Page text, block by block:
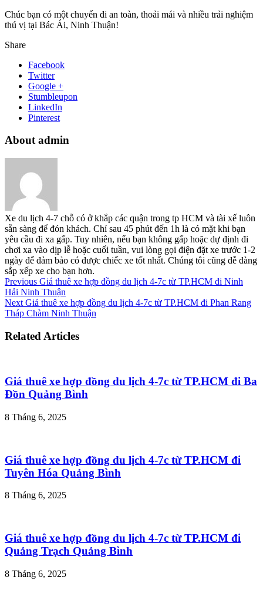
Chúc bạn có một chuyến đi an toàn, thoải mái và nhiều trải nghiệm
thú vị tại Bác Ái, Ninh Thuận!
Share
Facebook
Twitter
Google +
Stumbleupon
LinkedIn
Pinterest
About admin
Xe du lịch 4-7 chỗ có ở khắp các quận trong tp HCM và tài xế luôn
sẵn sàng để đón khách. Chỉ sau 45 phút đến 1h là có mặt khi bạn
yêu cầu đi xa gấp. Tuy nhiên, nếu bạn không gấp hoặc dự định đi
chơi xa vào dịp lễ hoặc cuối tuần, vui lòng gọi điện đặt xe trước 1-2
ngày để đảm bảo có được chiếc xe tốt nhất. Chúng tôi cũng dễ dàng
sắp xếp xe cho bạn hơn.
Previous Giá thuê xe hợp đồng du lịch 4-7c từ TP.HCM đi Ninh
Hải Ninh Thuận
Next Giá thuê xe hợp đồng du lịch 4-7c từ TP.HCM đi Phan Rang
Tháp Chàm Ninh Thuận
Related Articles
Giá thuê xe hợp đồng du lịch 4-7c từ TP.HCM đi Ba
Đồn Quảng Bình
8 Tháng 6, 2025
Giá thuê xe hợp đồng du lịch 4-7c từ TP.HCM đi
Tuyên Hóa Quảng Bình
8 Tháng 6, 2025
Giá thuê xe hợp đồng du lịch 4-7c từ TP.HCM đi
Quảng Trạch Quảng Bình
8 Tháng 6, 2025